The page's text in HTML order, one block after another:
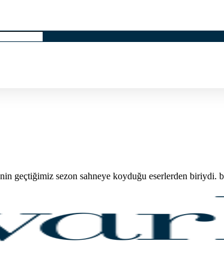
geçtiğimiz sezon sahneye koyduğu eserlerden biriydi.